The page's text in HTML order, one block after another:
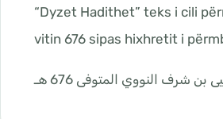
“Dyzet Hadithet” teks i cili
vitin 676 sipas hixhretit i
شرف النووي المتوفى 676 هـ